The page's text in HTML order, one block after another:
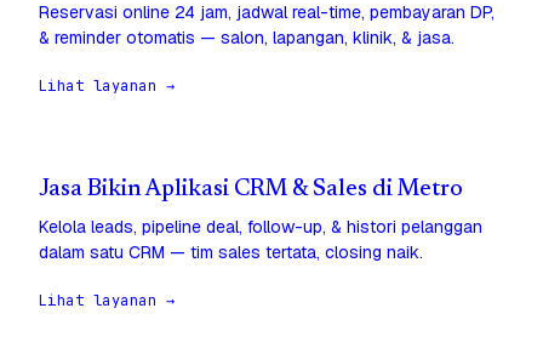
Reservasi online 24 jam, jadwal real-time, pembayaran DP,
& reminder otomatis — salon, lapangan, klinik, & jasa.
Lihat layanan →
Jasa Bikin Aplikasi CRM & Sales di Metro
Kelola leads, pipeline deal, follow-up, & histori pelanggan
dalam satu CRM — tim sales tertata, closing naik.
Lihat layanan →